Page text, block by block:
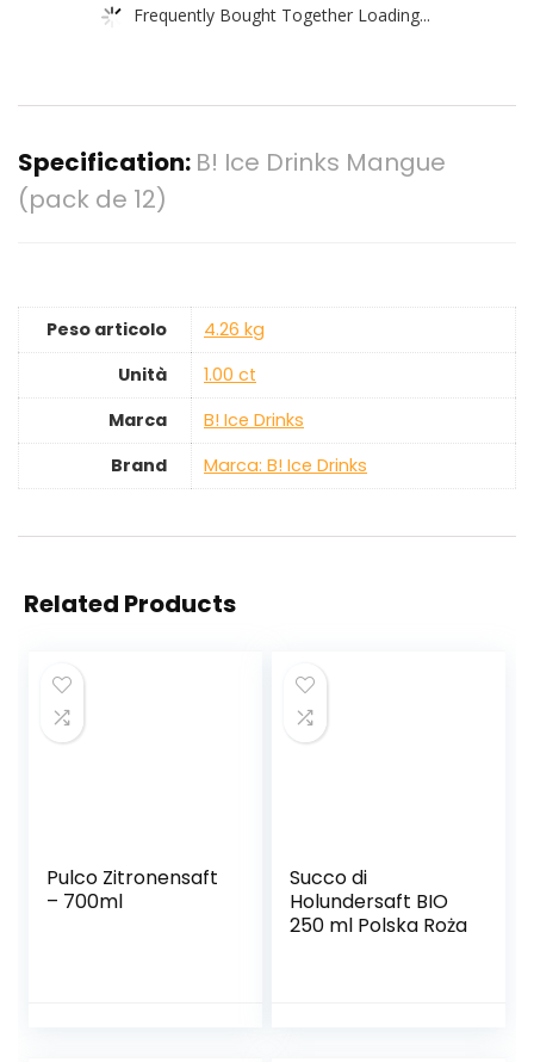
Frequently Bought Together Loading...
Specification: B! Ice Drinks Mangue
(pack de 12)
Peso articolo
‎4.26 kg
Unità
‎1.00 ct
Marca
‎B! Ice Drinks
Brand
Marca: B! Ice Drinks
Related Products
Pulco Zitronensaft
– 700ml
Succo di
Holundersaft BIO
250 ml Polska Roża